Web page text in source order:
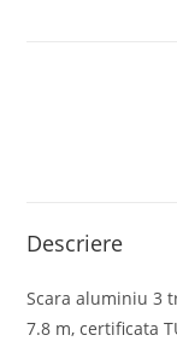
Descriere
Scara aluminiu 3
7.8 m, certificata